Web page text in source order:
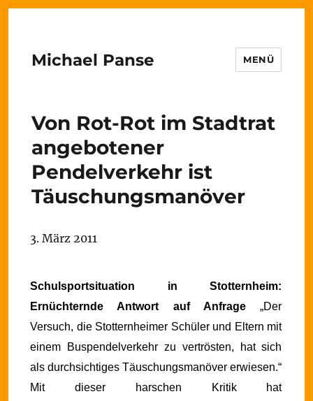
Michael Panse MENÜ
Von Rot-Rot im Stadtrat
angebotener
Pendelverkehr ist
Täuschungsmanöver
3. März 2011
Schulsportsituation in Stotternheim:
Ernüchternde Antwort auf Anfrage
„Der
Versuch, die Stotternheimer Schüler und Eltern mit
einem Buspendelverkehr zu vertrösten, hat sich
als durchsichtiges Täuschungsmanöver erwiesen.“
Mit dieser harschen Kritik hat